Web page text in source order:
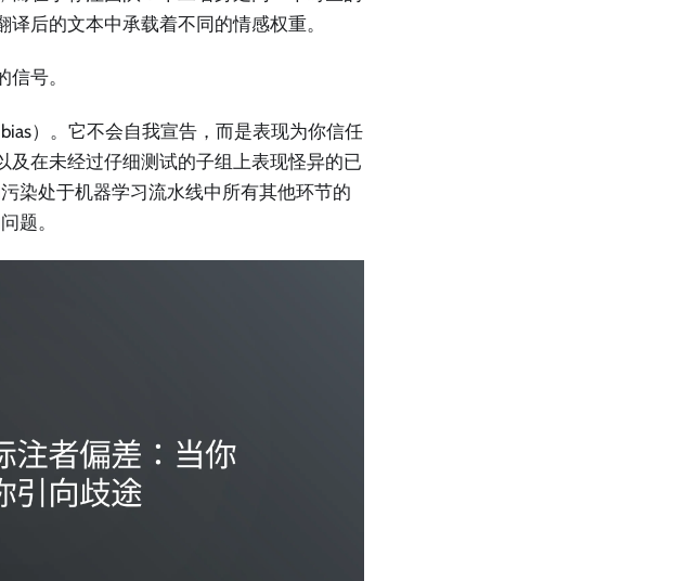
后的文本中承载着不同的情感权重。
号。
）。它不会自我宣告，而是表现为你信任
及在未经过仔细测试的子组上表现怪异的已
染处于机器学习流水线中所有其他环节的
题。